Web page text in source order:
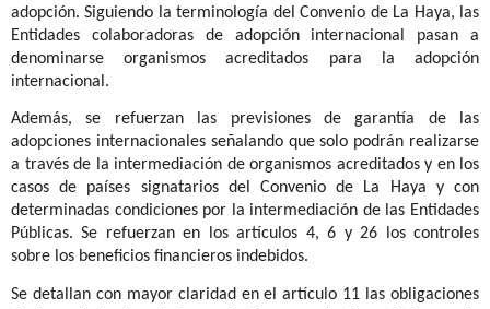
adopción. Siguiendo la terminología del Convenio de La Haya, las
Entidades colaboradoras de adopción internacional pasan a
denominarse organismos acreditados para la adopción
internacional.
Además, se refuerzan las previsiones de garantía de las
adopciones internacionales señalando que solo podrán realizarse
a través de la intermediación de organismos acreditados y en los
casos de países signatarios del Convenio de La Haya y con
determinadas condiciones por la intermediación de las Entidades
Públicas. Se refuerzan en los artículos 4, 6 y 26 los controles
sobre los beneficios financieros indebidos.
Se detallan con mayor claridad en el artículo 11 las obligaciones